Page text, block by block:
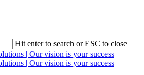
Hit enter to search or ESC to close